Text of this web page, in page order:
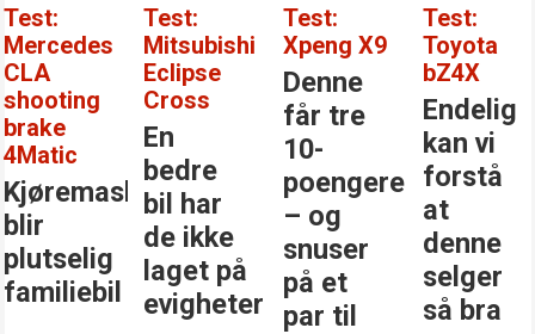
Test:
Mercedes
CLA
shooting
brake
4Matic
Kjøremaskinen
blir
plutselig
familiebil
Test:
Mitsubishi
Eclipse
Cross
En
bedre
bil har
de ikke
laget på
evigheter
Test:
Xpeng X9
Denne
får tre
10-
poengere
– og
snuser
på et
par til
Test:
Toyota
bZ4X
Endelig
kan vi
forstå
at
denne
selger
så bra